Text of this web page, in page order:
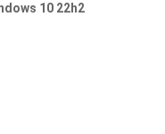
10 22h2